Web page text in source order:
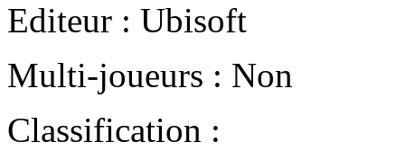
Editeur : Ubisoft
Multi-joueurs : Non
Classification :